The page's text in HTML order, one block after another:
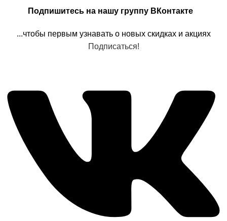
Подпишитесь на нашу группу ВКонтакте
...чтобы первым узнавать о новых скидках и акциях
Подписаться!